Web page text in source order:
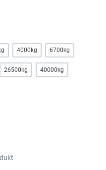
4000kg 6700kg
26500kg 40000kg